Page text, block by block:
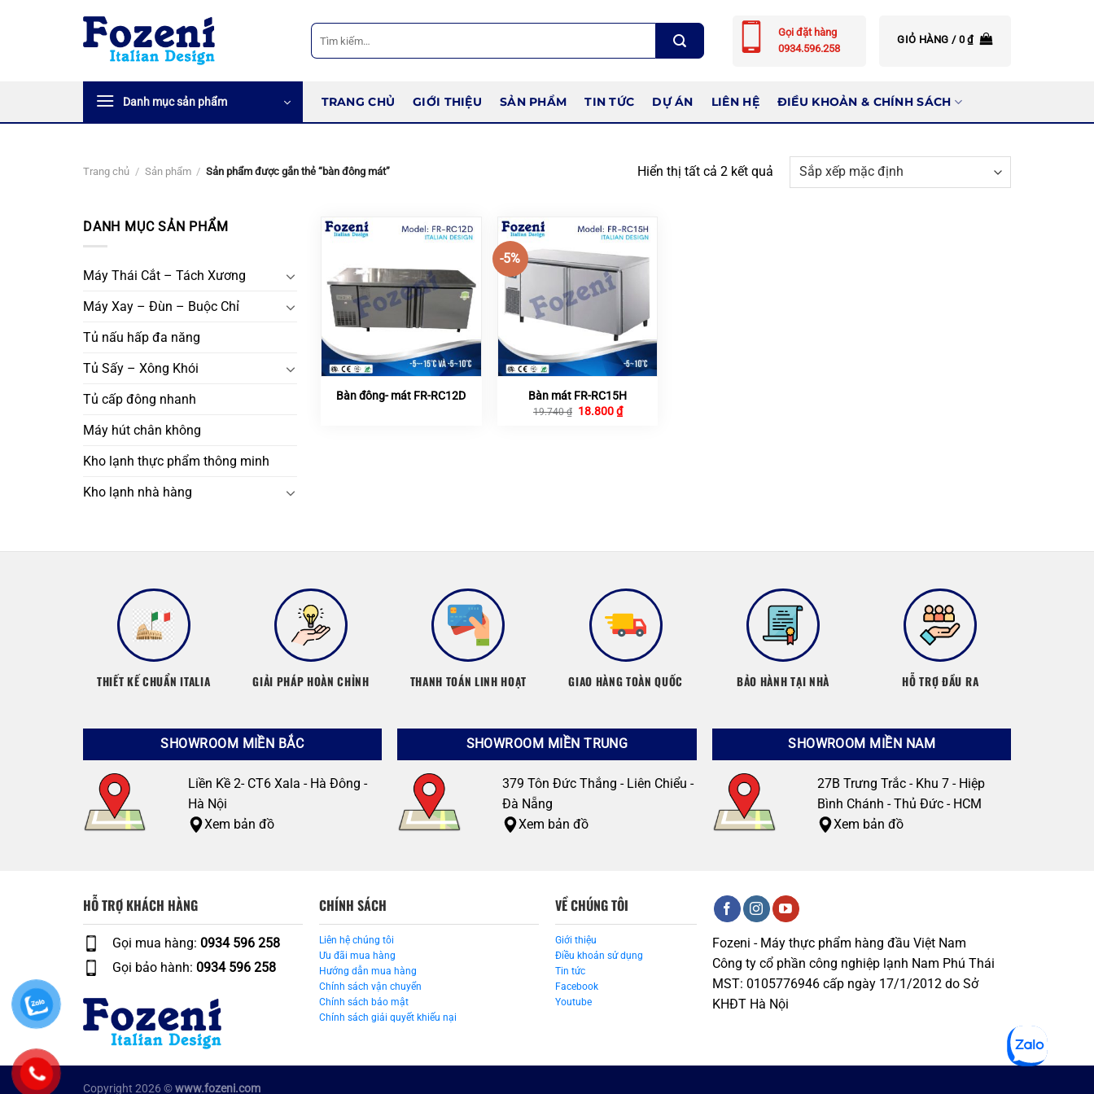
Tìm
kiếm:
Gọi đặt hàng
0934.596.258
GIỎ HÀNG / 0₫
Danh mục sản phẩm TRANG CHỦ GIỚI THIỆU SẢN PHẨM TIN TỨC DỰ ÁN LIÊN HỆ ĐIỀU KHOẢN & CHÍNH SÁCH
Trang chủ / Sản phẩm / Sản phẩm được gắn thẻ “bàn đông mát” Hiển thị tất cả 2 kết quả
DANH MỤC SẢN PHẨM
Máy Thái Cắt – Tách Xương
Máy Xay – Đùn – Buộc Chỉ
Tủ nấu hấp đa năng
Tủ Sấy – Xông Khói
Tủ cấp đông nhanh
Máy hút chân không
Kho lạnh thực phẩm thông minh
Kho lạnh nhà hàng
Bàn đông- mát FR-RC12D
-5%
Bàn mát FR-RC15H
19.740₫ Giá
18.800₫Giá
THIẾT KẾ CHUẨN ITALIA GIẢI PHÁP HOÀN CHỈNH THANH TOÁN LINH HOẠT GIAO HÀNG TOÀN QUỐC BẢO HÀNH TẠI NHÀ HỖ TRỢ ĐẦU RA
SHOWROOM MIỀN BẮC
Liền Kề 2- CT6 Xala - Hà Đông -
Hà Nội
Xem bản đồ
SHOWROOM MIỀN TRUNG
379 Tôn Đức Thắng - Liên Chiểu -
Đà Nẵng
Xem bản đồ
SHOWROOM MIỀN NAM
27B Trưng Trắc - Khu 7 - Hiệp
Bình Chánh - Thủ Đức - HCM
Xem bản đồ
HỖ TRỢ KHÁCH HÀNG
Gọi mua hàng: 0934 596 258
Gọi bảo hành: 0934 596 258
CHÍNH SÁCH
Liên hệ chúng tôi
Ưu đãi mua hàng
Hướng dẫn mua hàng
Chính sách vận chuyển
Chính sách bảo mật
Chính sách giải quyết khiếu nại
VỀ CHÚNG TÔI
Giới thiệu
Điều khoản sử dụng
Tin tức
Facebook
Youtube
Fozeni - Máy thực phẩm hàng đầu Việt Nam
Công ty cổ phần công nghiệp lạnh Nam Phú Thái
MST: 0105776946 cấp ngày 17/1/2012 do Sở
KHĐT Hà Nội
Copyright 2026 ©www.fozeni.com